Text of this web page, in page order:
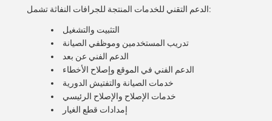
الدعم التقني للخدمات المنتجة للجرافات النفاثة تشمل:
التثبيت والتشغيل
تدريب المستخدمين وموظفي الصيانة
الدعم الفني عن بعد
الدعم الفني في الموقع وإصلاح الأخطاء
خدمات الصيانة والتفتيش الدورية
خدمات الإصلاح والإصلاح الرئيسي
إمدادات قطع الغيار